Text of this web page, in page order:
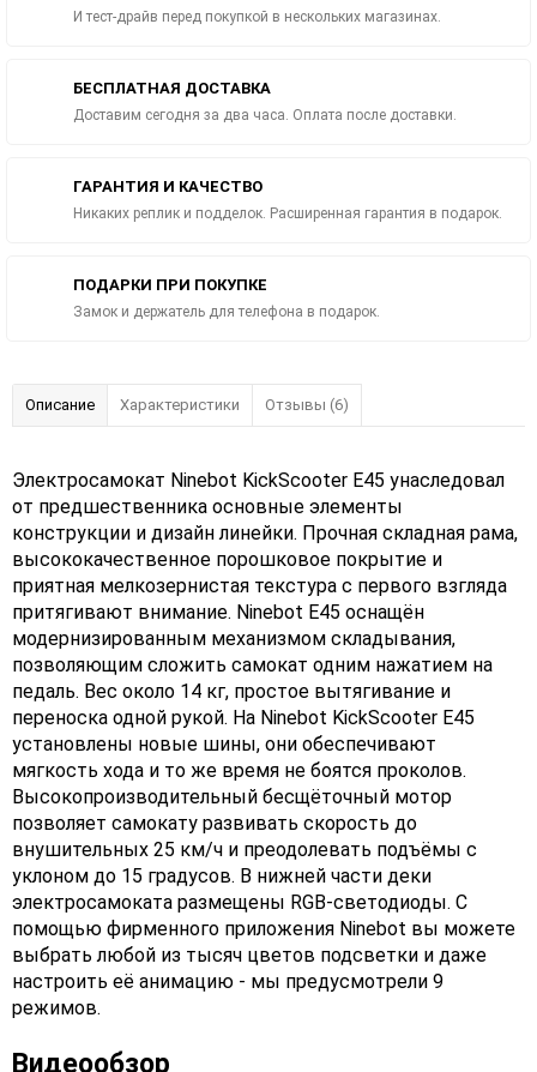
И тест-драйв перед покупкой в нескольких магазинах.
БЕСПЛАТНАЯ ДОСТАВКА
Доставим сегодня за два часа. Оплата после доставки.
ГАРАНТИЯ И КАЧЕСТВО
Никаких реплик и подделок. Расширенная гарантия в подарок.
ПОДАРКИ ПРИ ПОКУПКЕ
Замок и держатель для телефона в подарок.
Описание Характеристики Отзывы (6)
Электросамокат Ninebot KickScooter E45 унаследовал
от предшественника основные элементы
конструкции и дизайн линейки. Прочная складная рама,
высококачественное порошковое покрытие и
приятная мелкозернистая текстура с первого взгляда
притягивают внимание. Ninebot E45 оснащён
модернизированным механизмом складывания,
позволяющим сложить самокат одним нажатием на
педаль. Вес около 14 кг, простое вытягивание и
переноска одной рукой. На Ninebot KickScooter E45
установлены новые шины, они обеспечивают
мягкость хода и то же время не боятся проколов.
Высокопроизводительный бесщёточный мотор
позволяет самокату развивать скорость до
внушительных 25 км/ч и преодолевать подъёмы с
уклоном до 15 градусов. В нижней части деки
электросамоката размещены RGB-светодиоды. С
помощью фирменного приложения Ninebot вы можете
выбрать любой из тысяч цветов подсветки и даже
настроить её анимацию - мы предусмотрели 9
режимов.
Видеообзор